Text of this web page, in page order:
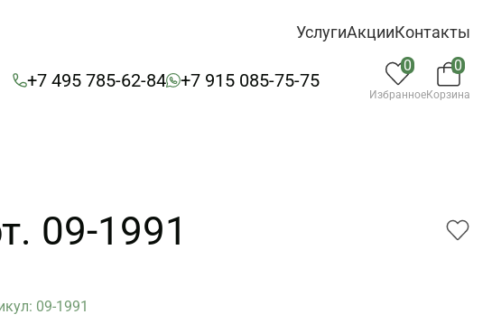
УслугиАкцииКонтакты
+7 495 785-62-84 +7 915 085-75-75
0
Избранное
0
Корзина
09-1991
09-1991